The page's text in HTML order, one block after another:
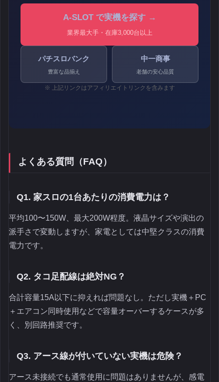
A-SLOT で実機を探す →
業界最大手・在庫3,000台以上
パチスロバンク
豊富な品揃え
中一商事
老舗の安心品質
※ 上記リンクはアフィリエイトリンクを含みます
よくある質問（FAQ）
Q1. 家スロの1台あたりの消費電力は？
平均100〜150W、最大200W程度。液晶サイズや演出の
派手さで変動しますが、家電としては中堅クラスの消費
電力です。
Q2. タコ足配線は絶対NG？
合計容量15A以下に抑えれば問題なし。ただし実機＋PC
＋エアコン同時使用などで容量オーバーするケースが多
く、別回路推奨です。
Q3. アース線が付いていない実機は危険？
アース未接続でも通常使用に問題はありませんが、感電